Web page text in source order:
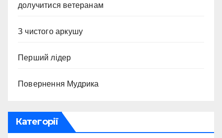
долучитися ветеранам
З чистого аркушу
Перший лідер
Повернення Мудрика
Категорії